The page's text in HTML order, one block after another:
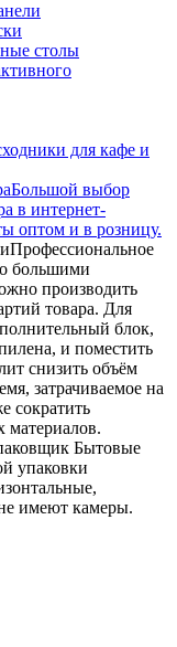
столы
для кафе и
Большой выбор
в интернет-
оптом и в розницу.
Профессиональное
большими
производить
товара. Для
блок,
и поместить
снизить объём
затрачиваемое на
сократить
материалов.
Бытовые
упаковки
имеют камеры.